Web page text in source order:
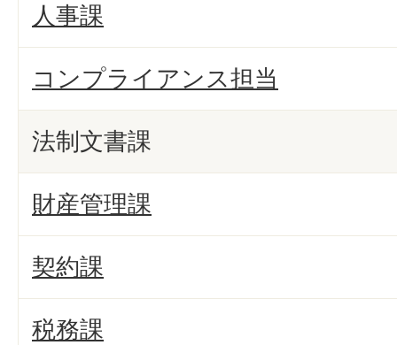
人事課
コンプライアンス担当
法制文書課
財産管理課
契約課
税務課